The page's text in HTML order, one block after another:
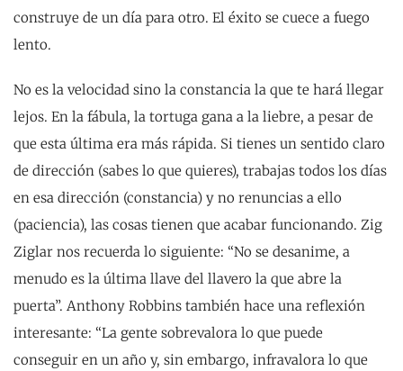
construye de un día para otro. El éxito se cuece a fuego
lento.
No es la velocidad sino la constancia la que te hará llegar
lejos. En la fábula, la tortuga gana a la liebre, a pesar de
que esta última era más rápida. Si tienes un sentido claro
de dirección (sabes lo que quieres), trabajas todos los días
en esa dirección (constancia) y no renuncias a ello
(paciencia), las cosas tienen que acabar funcionando. Zig
Ziglar nos recuerda lo siguiente: “No se desanime, a
menudo es la última llave del llavero la que abre la
puerta”. Anthony Robbins también hace una reflexión
interesante: “La gente sobrevalora lo que puede
conseguir en un año y, sin embargo, infravalora lo que